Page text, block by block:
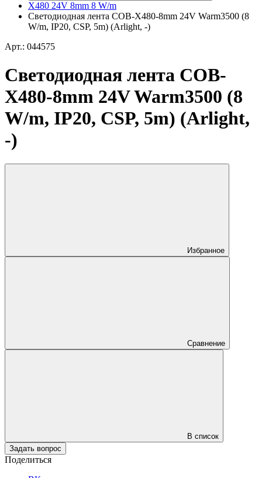
X480 24V 8mm 8 W/m
Светодиодная лента COB-X480-8mm 24V Warm3500 (8
W/m, IP20, CSP, 5m) (Arlight, -)
Арт.: 044575
Светодиодная лента COB-
X480-8mm 24V Warm3500 (8
W/m, IP20, CSP, 5m) (Arlight,
-)
Избранное
Сравнение
В список
Задать вопрос
Поделиться